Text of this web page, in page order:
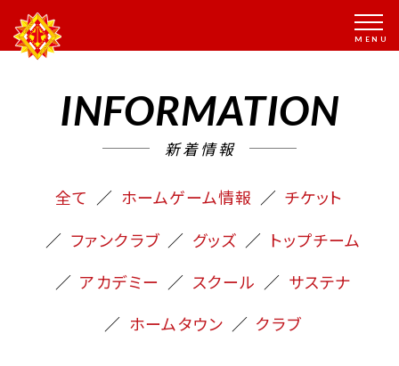
INFORMATION
新着情報
全て ホームゲーム情報
チケット
ファンクラブ
グッズ
トップチーム
アカデミー
スクール
サステナ
ホームタウン
クラブ